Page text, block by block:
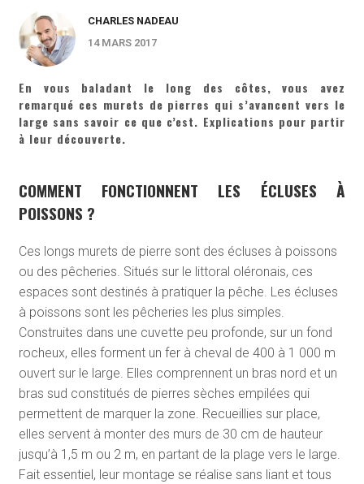
CHARLES NADEAU
14 MARS 2017
En vous baladant le long des côtes, vous avez
remarqué ces murets de pierres qui s’avancent vers le
large sans savoir ce que c’est. Explications pour partir
à leur découverte.
COMMENT FONCTIONNENT LES ÉCLUSES À
POISSONS ?
Ces longs murets de pierre sont des écluses à poissons
ou des pêcheries. Situés sur le littoral oléronais, ces
espaces sont destinés à pratiquer la pêche. Les écluses
à poissons sont les pêcheries les plus simples.
Construites dans une cuvette peu profonde, sur un fond
rocheux, elles forment un fer à cheval de 400 à 1 000 m
ouvert sur le large. Elles comprennent un bras nord et un
bras sud constitués de pierres sèches empilées qui
permettent de marquer la zone. Recueillies sur place,
elles servent à monter des murs de 30 cm de hauteur
jusqu’à 1,5 m ou 2 m, en partant de la plage vers le large.
Fait essentiel, leur montage se réalise sans liant et tous